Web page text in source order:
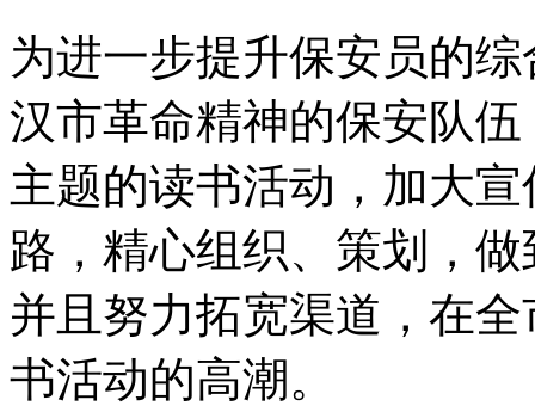
为进一步提升保安员的
汉市革命精神的保安队
主题的读书活动，加大
路，精心组织、策划，
并且努力拓宽渠道，在
书活动的高潮。